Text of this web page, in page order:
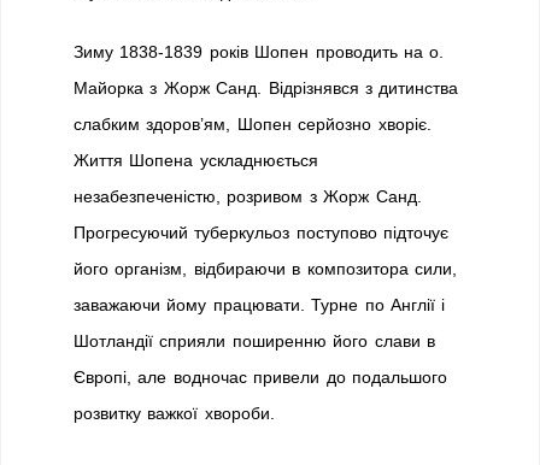
Зиму 1838-1839 років Шопен проводить на о.
Майорка з Жорж Санд. Відрізнявся з дитинства
слабким здоров’ям, Шопен серйозно хворіє.
Життя Шопена ускладнюється
незабезпеченістю, розривом з Жорж Санд.
Прогресуючий туберкульоз поступово підточує
його організм, відбираючи в композитора сили,
заважаючи йому працювати. Турне по Англії і
Шотландії сприяли поширенню його слави в
Європі, але водночас привели до подальшого
розвитку важкої хвороби.